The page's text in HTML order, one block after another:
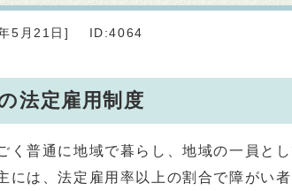
5月21日] ID:4064
法定雇用制度
く普通に地域で暮らし、地域の一員と
には、法定雇用率以上の割合で障がい